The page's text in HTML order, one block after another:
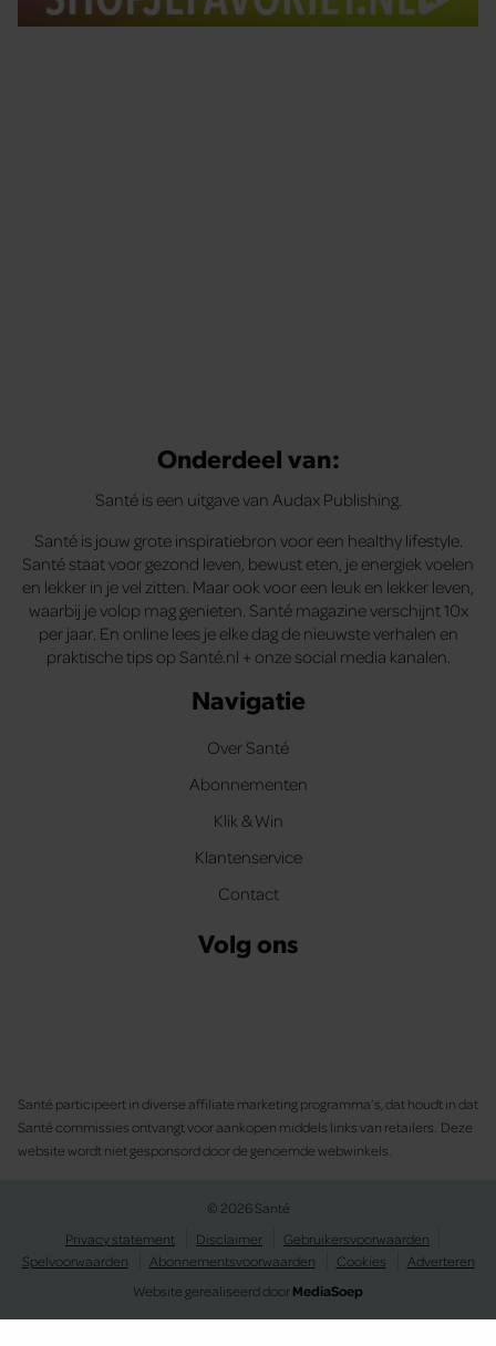
Onderdeel van:
Santé is een uitgave van Audax Publishing.
Santé is jouw grote inspiratiebron voor een healthy lifestyle.
Santé staat voor gezond leven, bewust eten, je energiek voelen
en lekker in je vel zitten. Maar ook voor een leuk en lekker leven,
waarbij je volop mag genieten. Santé magazine verschijnt 10x
per jaar. En online lees je elke dag de nieuwste verhalen en
praktische tips op Santé.nl + onze social media kanalen.
Navigatie
Over Santé
Abonnementen
Klik & Win
Klantenservice
Contact
Volg ons
Santé participeert in diverse affiliate marketing programma’s, dat houdt in dat
Santé commissies ontvangt voor aankopen middels links van retailers. Deze
website wordt niet gesponsord door de genoemde webwinkels.
© 2026 Santé
Privacy statement
Disclaimer
Gebruikersvoorwaarden
Spelvoorwaarden
Abonnementsvoorwaarden Cookies
Adverteren
Website gerealiseerd doorMediaSoep